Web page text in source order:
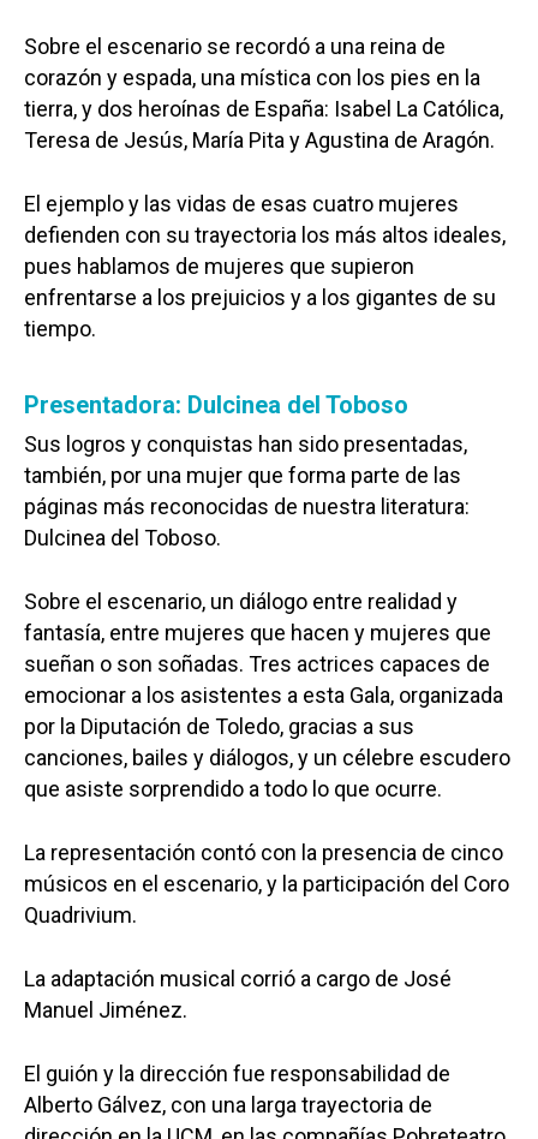
Sobre el escenario se recordó a una reina de
corazón y espada, una mística con los pies en la
tierra, y dos heroínas de España: Isabel La Católica,
Teresa de Jesús, María Pita y Agustina de Aragón.
El ejemplo y las vidas de esas cuatro mujeres
defienden con su trayectoria los más altos ideales,
pues hablamos de mujeres que supieron
enfrentarse a los prejuicios y a los gigantes de su
tiempo.
Presentadora: Dulcinea del Toboso
Sus logros y conquistas han sido presentadas,
también, por una mujer que forma parte de las
páginas más reconocidas de nuestra literatura:
Dulcinea del Toboso.
Sobre el escenario, un diálogo entre realidad y
fantasía, entre mujeres que hacen y mujeres que
sueñan o son soñadas. Tres actrices capaces de
emocionar a los asistentes a esta Gala, organizada
por la Diputación de Toledo, gracias a sus
canciones, bailes y diálogos, y un célebre escudero
que asiste sorprendido a todo lo que ocurre.
La representación contó con la presencia de cinco
músicos en el escenario, y la participación del Coro
Quadrivium.
La adaptación musical corrió a cargo de José
Manuel Jiménez.
El guión y la dirección fue responsabilidad de
Alberto Gálvez, con una larga trayectoria de
Castilla-La
Guadalajara
Talavera
Economía
Cultura
Deportes